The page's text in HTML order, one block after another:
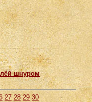
шнуром
27 28 29 30